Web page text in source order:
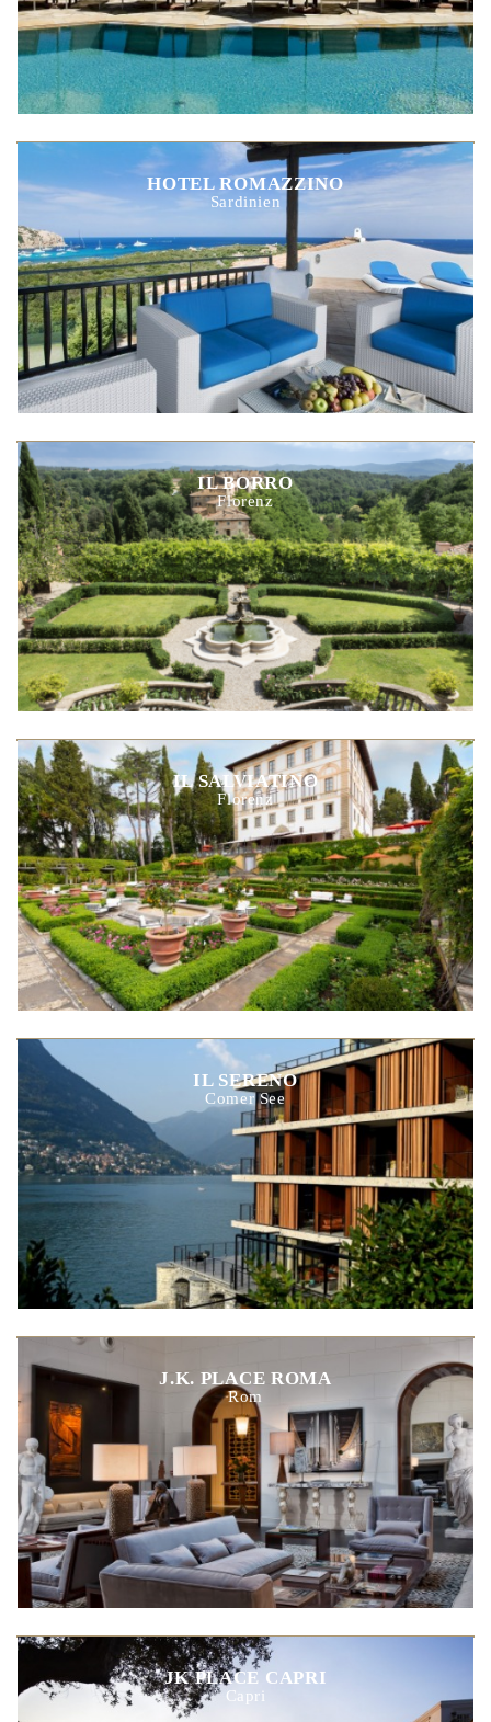
HOTEL ROMAZZINO
Sardinien
IL BORRO
Florenz
IL SALVIATINO
Florenz
IL SERENO
Comer See
J.K. PLACE ROMA
Rom
JK PLACE CAPRI
Capri